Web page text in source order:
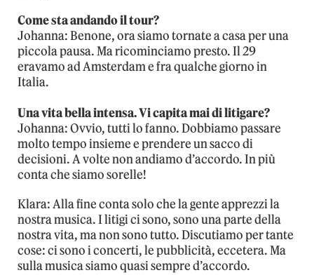
Come sta andando il tour?
Johanna: Benone, ora siamo tornate a casa per una
piccola pausa. Ma ricominciamo presto. Il 29
eravamo ad Amsterdam e fra qualche giorno in
Italia.
Una vita bella intensa. Vi capita mai di litigare?
Johanna: Ovvio, tutti lo fanno. Dobbiamo passare
molto tempo insieme e prendere un sacco di
decisioni. A volte non andiamo d’accordo. In più
conta che siamo sorelle!
Klara: Alla fine conta solo che la gente apprezzi la
nostra musica. I litigi ci sono, sono una parte della
nostra vita, ma non sono tutto. Discutiamo per tante
cose: ci sono i concerti, le pubblicità, eccetera. Ma
sulla musica siamo quasi sempre d’accordo.